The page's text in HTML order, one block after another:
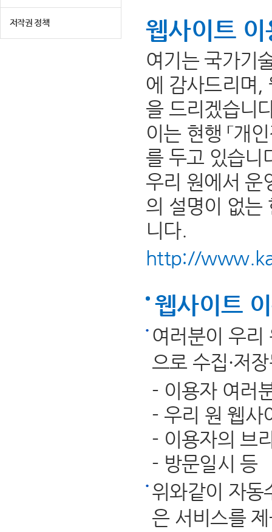
저작권 정책 웹사이트
여기는 국가기
에 감사드리며,
을 드리겠습니
이는 현행 「개
를 두고 있습니
우리 원에서 운
의 설명이 없는
니다.
http://
웹사이트
여러분이 우리
으로 수집·저
- 이용자 여러
- 우리 원 웹사
- 이용자의 브
- 방문일시 등
위와같이 자동
은 서비스를